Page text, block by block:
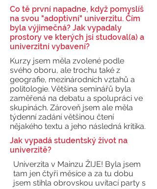
Co tě první napadne, když pomyslíš
na svou "adoptivní" univerzitu. Čím
byla výjimečná? Jak vypadaly
prostory ve kterých jsi studoval(a) a
univerzitní vybavení?
Kurzy jsem měla zvolené podle
svého oboru, ale trochu také z
geografie, mezinárodních vztahů a
politologie. Většina seminářů byla
zaměřená na debatu a spolupráci ve
skupinách. Zároveň jsem ale měla
týdenní zadání většinou čtení
nějakého textu a jeho následná kritika.
Jak vypadá studentský život na
univerzitě?
Univerzita v Mainzu ŽIJE! Byla jsem
tam jen čtyři měsíce a za tu dobu
jsem stihla obrovskou uvítací party s